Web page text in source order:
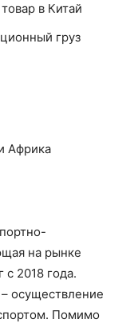
в Китай
груз
Африка
на рынке
с 2018 года.
осуществление
Помимо